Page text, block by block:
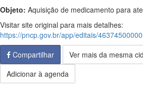
Objeto: Aquisição de medicamento para
Visitar site original para mais detalhes:
https://pncp.gov.br/app/editais/
Compartilhar
Ver mais da mesma
Adicionar à agenda